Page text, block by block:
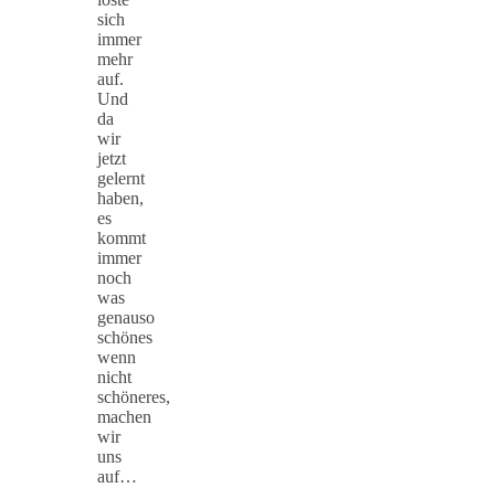
sich
immer
mehr
auf.
Und
da
wir
jetzt
gelernt
haben,
es
kommt
immer
noch
was
genauso
schönes
wenn
nicht
schöneres,
machen
wir
uns
auf…